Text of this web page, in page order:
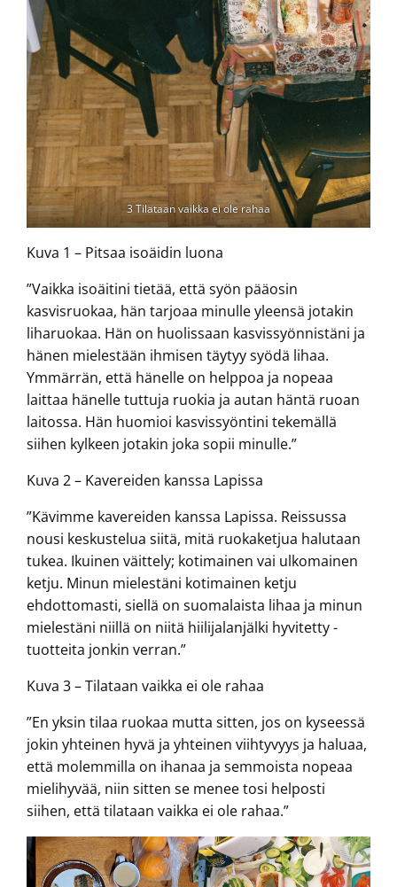
3 Tilataan vaikka ei ole rahaa
Kuva 1 – Pitsaa isoäidin luona
”Vaikka isoäitini tietää, että syön pääosin
kasvisruokaa, hän tarjoaa minulle yleensä jotakin
liharuokaa. Hän on huolissaan kasvissyönnistäni ja
hänen mielestään ihmisen täytyy syödä lihaa.
Ymmärrän, että hänelle on helppoa ja nopeaa
laittaa hänelle tuttuja ruokia ja autan häntä ruoan
laitossa. Hän huomioi kasvissyöntini tekemällä
siihen kylkeen jotakin joka sopii minulle.”
Kuva 2 – Kavereiden kanssa Lapissa
”Kävimme kavereiden kanssa Lapissa. Reissussa
nousi keskustelua siitä, mitä ruokaketjua halutaan
tukea. Ikuinen väittely; kotimainen vai ulkomainen
ketju. Minun mielestäni kotimainen ketju
ehdottomasti, siellä on suomalaista lihaa ja minun
mielestäni niillä on niitä hiilijalanjälki hyvitetty -
tuotteita jonkin verran.”
Kuva 3 – Tilataan vaikka ei ole rahaa
”En yksin tilaa ruokaa mutta sitten, jos on kyseessä
jokin yhteinen hyvä ja yhteinen viihtyvyys ja haluaa,
että molemmilla on ihanaa ja semmoista nopeaa
mielihyvää, niin sitten se menee tosi helposti
siihen, että tilataan vaikka ei ole rahaa.”